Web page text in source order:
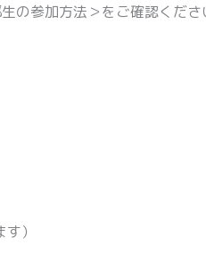
の参加方法＞をご確認くださ
）